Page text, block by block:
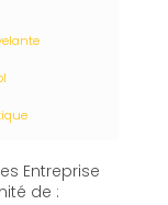
Entreprise
de :